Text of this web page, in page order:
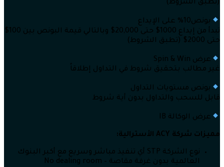
(تطبق الشروط)
بونص10% على الإيداع
تبدأ من إيداع 1000$ حتى 20,000$ وبالتالي قيمة البونص بين 100$
حتى 2000$ (تطبق الشروط)
عرض Spin & Win
غير مطالب بتحقيق شروط في التداول إطلاقاً
بونص مستويات التداول
قابل للسحب والتداول بدون أية شروط
عرض الوكالة IB
مميزات شركة ACY الأسترالية:
نوع الشركة STP أي تنفيذ مباشر وسريع مع أكبر البنوك
العالمية بدون غرفة مقاصة – No dealing room